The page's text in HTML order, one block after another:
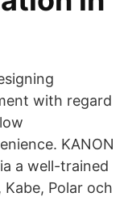
with regard
KANON
a well-trained
Polar och